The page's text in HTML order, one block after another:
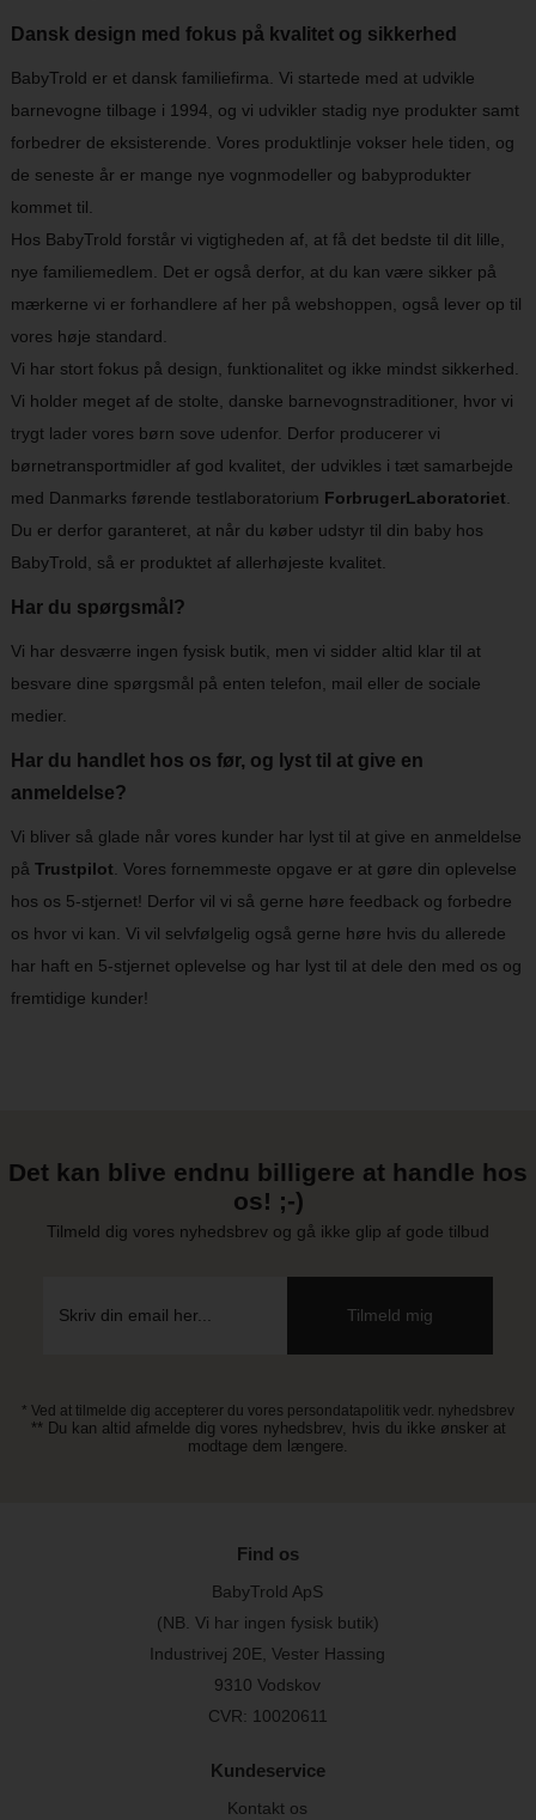
Dansk design med fokus på kvalitet og sikkerhed
BabyTrold er et dansk familiefirma. Vi startede med at udvikle
barnevogne tilbage i 1994, og vi udvikler stadig nye produkter samt
forbedrer de eksisterende. Vores produktlinje vokser hele tiden, og
de seneste år er mange nye vognmodeller og babyprodukter
kommet til.
Hos BabyTrold forstår vi vigtigheden af, at få det bedste til dit lille,
nye familiemedlem. Det er også derfor, at du kan være sikker på
mærkerne vi er forhandlere af her på webshoppen, også lever op til
vores høje standard.
Vi har stort fokus på design, funktionalitet og ikke mindst sikkerhed.
Vi holder meget af de stolte, danske barnevognstraditioner, hvor vi
trygt lader vores børn sove udenfor. Derfor producerer vi
børnetransportmidler af god kvalitet, der udvikles i tæt samarbejde
med Danmarks førende testlaboratorium ForbrugerLaboratoriet
Du er derfor garanteret, at når du køber udstyr til din baby hos
BabyTrold, så er produktet af allerhøjeste kvalitet.
Har du spørgsmål?
Vi har desværre ingen fysisk butik, men vi sidder altid klar til at
besvare dine spørgsmål på enten telefon, mail eller de sociale
medier.
Har du handlet hos os før, og lyst til at give en
anmeldelse?
Vi bliver så glade når vores kunder har lyst til at give en anmeldelse
på Trustpilot . Vores fornemmeste opgave er at gøre din oplevelse
hos os 5-stjernet! Derfor vil vi så gerne høre feedback og forbedre
os hvor vi kan. Vi vil selvfølgelig også gerne høre hvis du allerede
har haft en 5-stjernet oplevelse og har lyst til at dele den med os og
fremtidige kunder!
Det kan blive endnu billigere at handle hos
os! ;-)
Tilmeld dig vores nyhedsbrev og gå ikke glip af gode tilbud
* Ved at tilmelde dig accepterer du vores persondatapolitik vedr. nyhedsbrev
** Du kan altid afmelde dig vores nyhedsbrev, hvis du ikke ønsker at
modtage dem længere.
Find os
BabyTrold ApS
(NB. Vi har ingen fysisk butik)
Industrivej 20E, Vester Hassing
9310 Vodskov
CVR: 10020611
Kundeservice
Kontakt os